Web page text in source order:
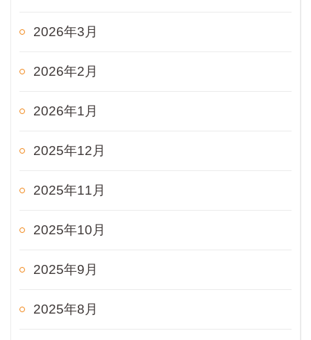
2026年3月
2026年2月
2026年1月
2025年12月
2025年11月
2025年10月
2025年9月
2025年8月